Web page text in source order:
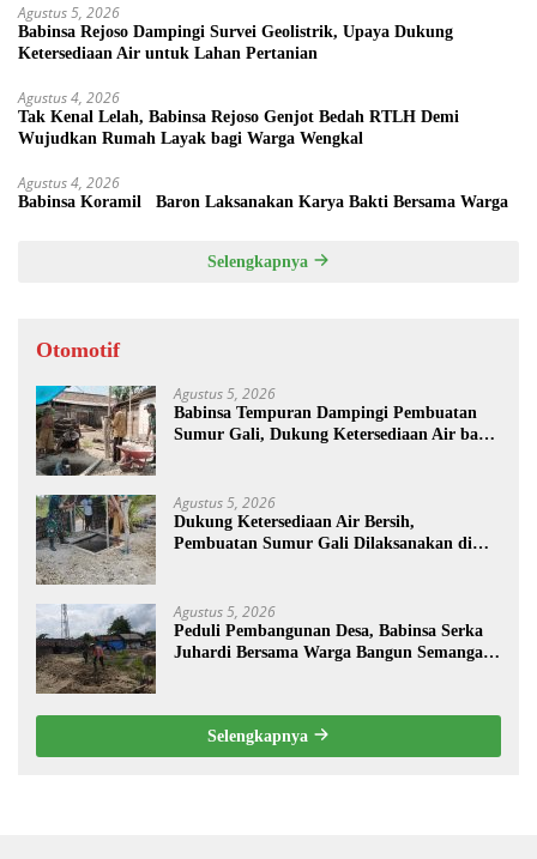
Agustus 5, 2026
Babinsa Rejoso Dampingi Survei Geolistrik, Upaya Dukung
Ketersediaan Air untuk Lahan Pertanian
Agustus 4, 2026
Tak Kenal Lelah, Babinsa Rejoso Genjot Bedah RTLH Demi
Wujudkan Rumah Layak bagi Warga Wengkal
Agustus 4, 2026
Babinsa Koramil Baron Laksanakan Karya Bakti Bersama Warga
Selengkapnya
Otomotif
Agustus 5, 2026
Babinsa Tempuran Dampingi Pembuatan
Sumur Gali, Dukung Ketersediaan Air bagi
Agustus 5, 2026
Dukung Ketersediaan Air Bersih,
Pembuatan Sumur Gali Dilaksanakan di
Agustus 5, 2026
Peduli Pembangunan Desa, Babinsa Serka
Juhardi Bersama Warga Bangun Semangat
Selengkapnya